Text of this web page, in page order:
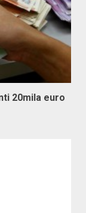
20mila euro